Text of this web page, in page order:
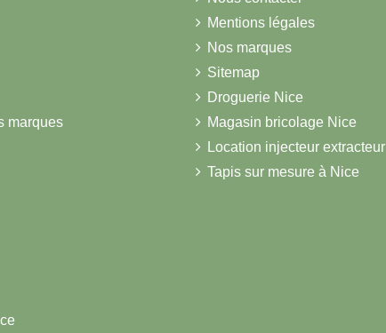
marques
Mentions légales
Nos marques
Sitemap
Droguerie Nice
Magasin bricolage Nice
Location injecteur extracteur
Tapis sur mesure à Nice